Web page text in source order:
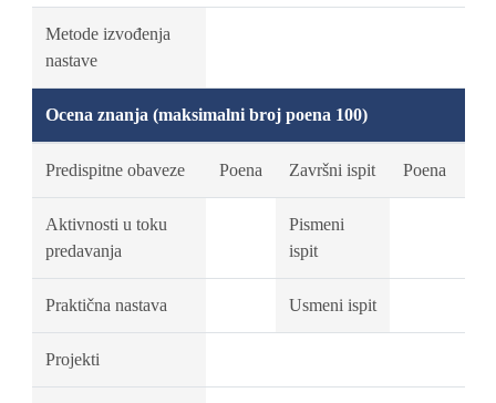
Metode izvođenja
nastave
Ocena znanja (maksimalni broj poena 100)
Predispitne obaveze Poena Završni ispit Poena
Aktivnosti u toku
predavanja
Pismeni
ispit
Praktična nastava Usmeni ispit
Projekti